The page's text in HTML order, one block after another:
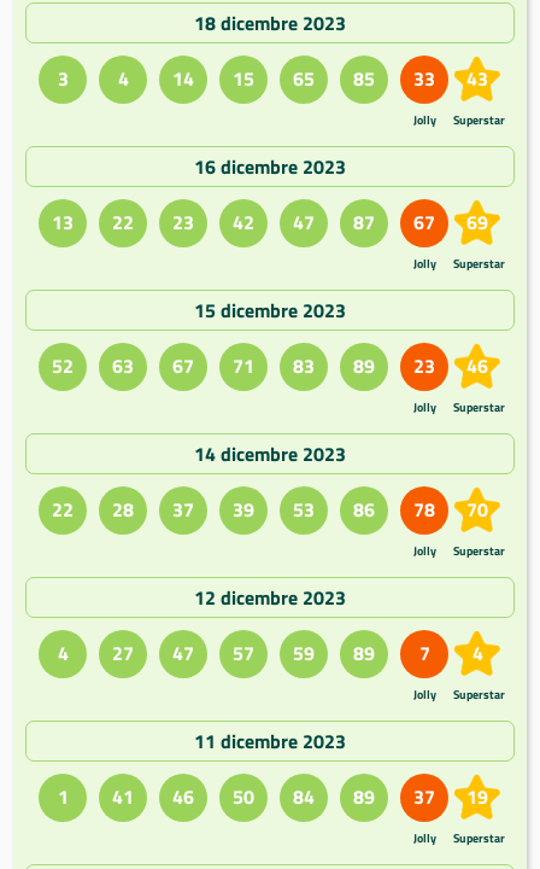
18 dicembre 2023
3
4 14 15 65 85 33
Jolly
43
Superstar
16 dicembre 2023
13
22 23 42 47 87 67
Jolly
69
Superstar
15 dicembre 2023
52
63 67 71 83 89 23
Jolly
46
Superstar
14 dicembre 2023
22
28 37 39 53 86 78
Jolly
70
Superstar
12 dicembre 2023
4
27 47 57 59 89 7
Jolly
4
Superstar
11 dicembre 2023
1
41 46 50 84 89 37
Jolly
19
Superstar